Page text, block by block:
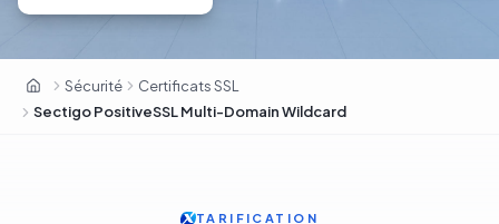
Sectigo · 700 000+ clients · ex-Comodo CA
OxaHost Suisse
Sécurité
Certificats SSL
Sectigo PositiveSSL Multi-Domain Wildcard
TARIFICATION